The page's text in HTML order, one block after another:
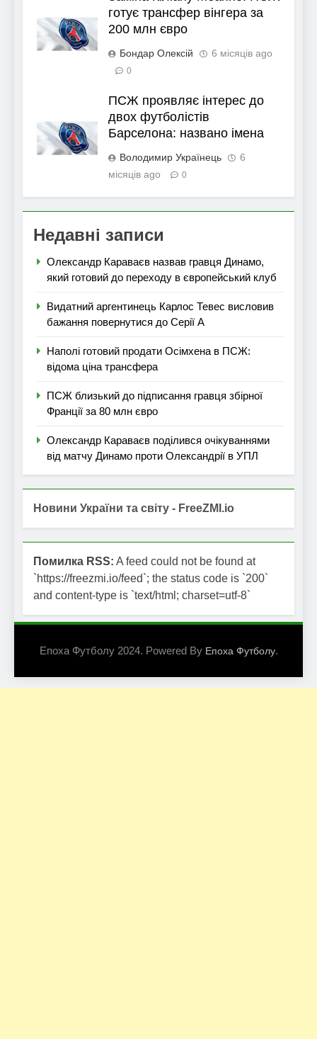
готує трансфер вінгера за
200 млн євро
Бондар Олексій 6 місяців ago
0
ПСЖ проявляє інтерес до
двох футболістів
Барселона: названо імена
Володимир Українець
6
місяців ago
0
Недавні записи
Олександр Караваєв назвав гравця Динамо,
який готовий до переходу в європейський клуб
Видатний аргентинець Карлос Тевес висловив
бажання повернутися до Серії А
Наполі готовий продати Осімхена в ПСЖ:
відома ціна трансфера
ПСЖ близький до підписання гравця збірної
Франції за 80 млн євро
Олександр Караваєв поділився очікуваннями
від матчу Динамо проти Олександрії в УПЛ
Новини України та світу - FreeZMI.io
Помилка RSS: A feed could not be found at
`https://freezmi.io/feed`; the status code is `200`
and content-type is `text/html; charset=utf-8`
Епоха Футболу 2024. Powered By Епоха Футболу.